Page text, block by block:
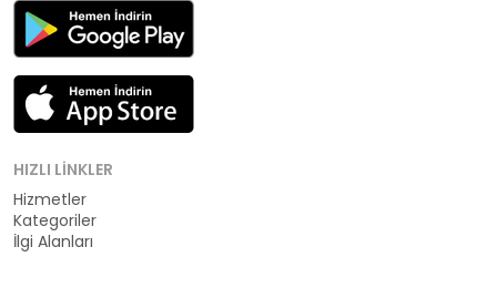
HIZLI LINKLER
Hizmetler
Kategoriler
İlgi Alanları